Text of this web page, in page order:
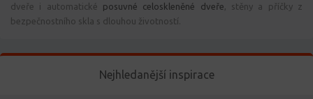
dveře i automatické posuvné celoskleněné dveře , stěny a příčky z
bezpečnostního skla s dlouhou životností.
Nejhledanější inspirace